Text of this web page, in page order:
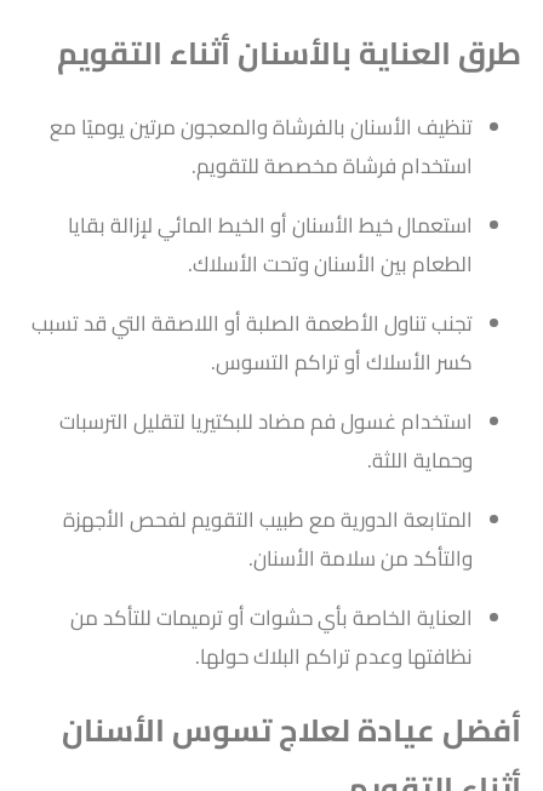
طرق العناية بالأسنان أثناء التقويم
تنظيف الأسنان بالفرشاة والمعجون مرتين يوميًا مع
استخدام فرشاة مخصصة للتقويم.
استعمال خيط الأسنان أو الخيط المائي لإزالة بقايا
الطعام بين الأسنان وتحت الأسلاك.
تجنب تناول الأطعمة الصلبة أو اللاصقة التي قد تسبب
كسر الأسلاك أو تراكم التسوس.
استخدام غسول فم مضاد للبكتيريا لتقليل الترسبات
وحماية اللثة.
المتابعة الدورية مع طبيب التقويم لفحص الأجهزة
والتأكد من سلامة الأسنان.
العناية الخاصة بأي حشوات أو ترميمات للتأكد من
نظافتها وعدم تراكم البلاك حولها.
أفضل عيادة لعلاج تسوس الأسنان